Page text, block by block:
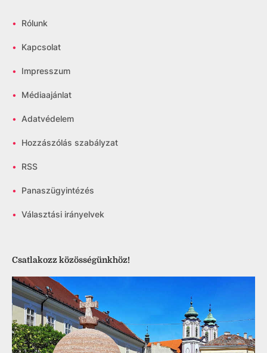
• Rólunk
• Kapcsolat
• Impresszum
• Médiaajánlat
• Adatvédelem
• Hozzászólás szabályzat
• RSS
• Panaszügyintézés
• Választási irányelvek
Csatlakozz közösségünkhöz!